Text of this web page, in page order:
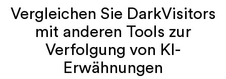
Vergleichen Sie DarkVisitors
mit anderen Tools zur
Verfolgung von KI-
Erwähnungen